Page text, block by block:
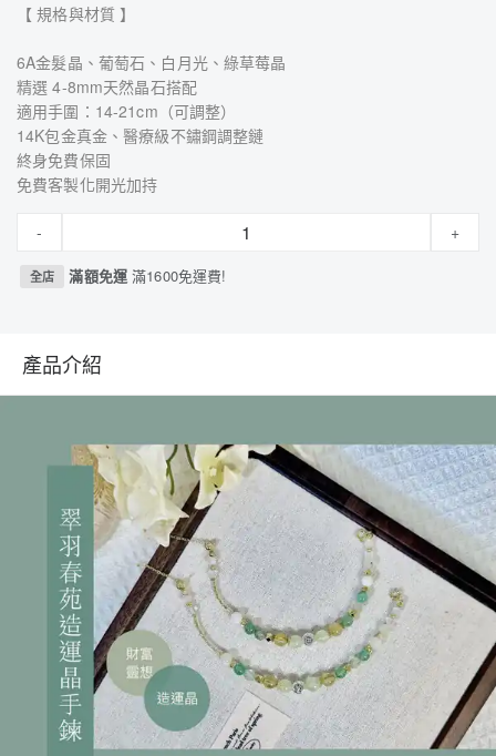
【 規格與材質 】
6A金髮晶、葡萄石、白月光、綠草莓晶
精選 4-8mm天然晶石搭配
適用手圍：14-21cm（可調整）
14K包金真金、醫療級不鏽鋼調整鏈
終身免費保固
免費客製化開光加持
- +
全店 滿額免運滿1600免運費!
產品介紹